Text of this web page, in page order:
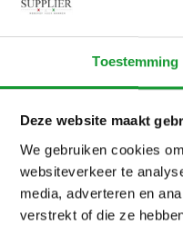
Toestemming
Deze website maakt
We gebruiken cookies
websiteverkeer te
media, adverteren en
verstrekt of die ze